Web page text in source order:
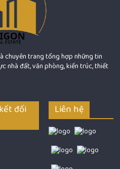
chuyên trang tổng hợp những tin
nhà đất, văn phòng, kiến trúc, thiết
đối Liên hệ